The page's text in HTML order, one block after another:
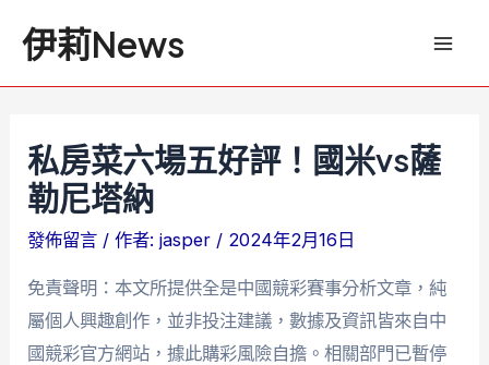
主
伊莉News
私房菜六場五好評！國米vs薩
勒尼塔納
發佈留言 / 作者:jasper / 2024年2月16日
免責聲明：本文所提供全是中國競彩賽事分析文章，純
屬個人興趣創作，並非投注建議，數據及資訊皆來自中
國競彩官方網站，據此購彩風險自擔。相關部門已暫停
章
導